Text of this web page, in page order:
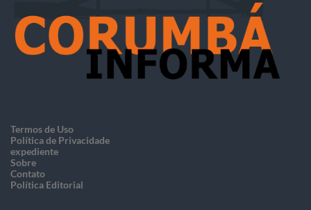
Termos de Uso
Política de Privacidade
expediente
Sobre
Contato
Política Editorial